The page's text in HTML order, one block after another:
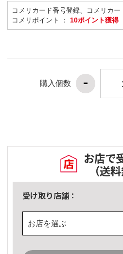
コメリカード番号登録、コメリカ
コメリポイント ： 10ポイント獲得
購入個数
お店で
（送
受け取り店舗：
お店を選ぶ